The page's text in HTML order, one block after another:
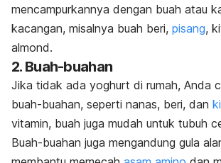
mencampurkannya dengan buah atau
kacangan, misalnya buah beri, pisang,
almond.
2. Buah-buahan
Jika tidak ada yoghurt di rumah, Anda
buah-buahan, seperti nanas, beri, dan
vitamin, buah juga mudah untuk tubuh
Buah-buahan juga mengandung gula